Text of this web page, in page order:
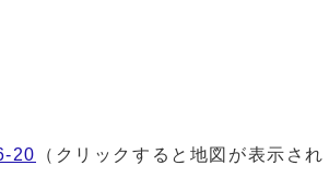
20
（クリックすると地図が表示され